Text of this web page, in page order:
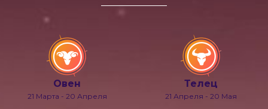
Овен
21 Марта - 20 Апреля
Телец
21 Апреля - 20 Мая